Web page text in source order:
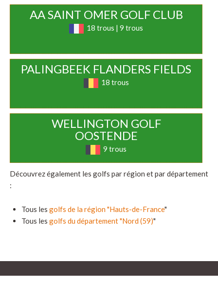
AA SAINT OMER GOLF CLUB
18 trous | 9 trous
PALINGBEEK FLANDERS FIELDS
18 trous
WELLINGTON GOLF
OOSTENDE
9 trous
Découvrez également les golfs par région et par département
:
Tous les golfs de la région "Hauts-de-France"
Tous les golfs du département "Nord (59)"